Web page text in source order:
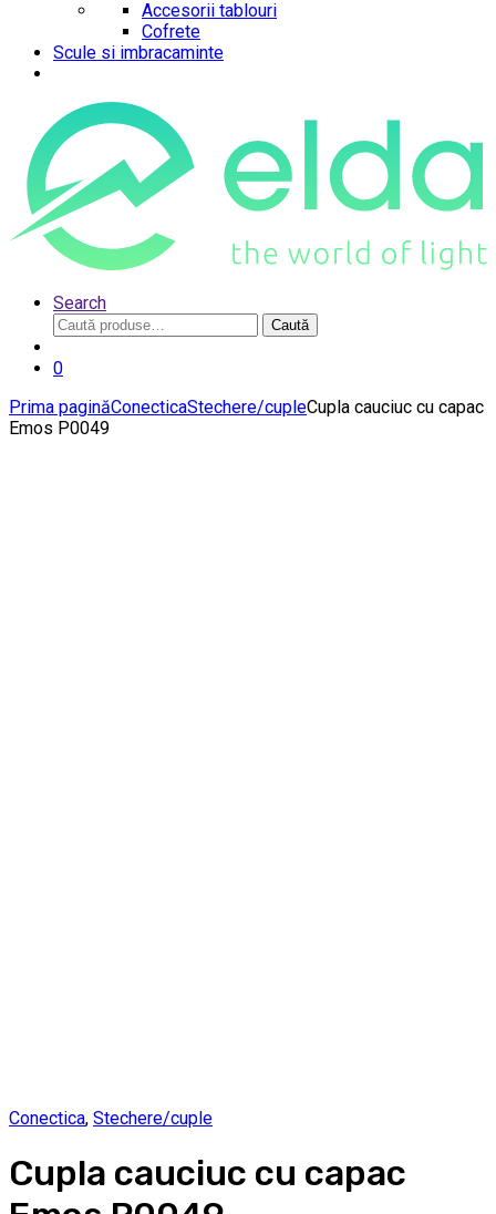
Accesorii tablouri
Cofrete
Scule si imbracaminte
Search
Caută
după:
Caută
0
Prima paginăConecticaStechere/cupleCupla cauciuc cu capac
Emos P0049
Conectica, Stechere/cuple
Cupla cauciuc cu capac